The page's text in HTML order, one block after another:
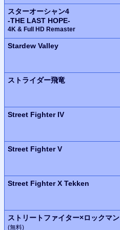
スターオーシャン4
-THE LAST HOPE-
4K & Full HD Remaster
Stardew Valley
ストライダー飛竜
Street Fighter IV
Street Fighter V
Street Fighter X Tekken
ストリートファイター×ロックマン
(無料)